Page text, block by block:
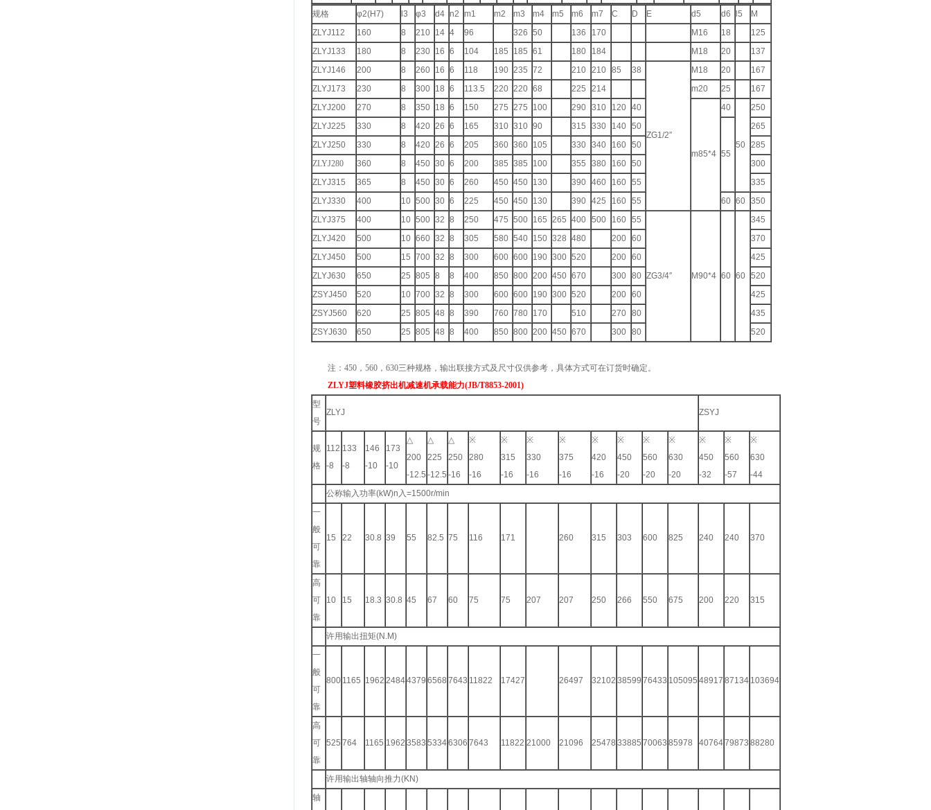
规格 φ2(H7) l3 φ3 d4 n2 m1 m2 m3 m4 m5 m6 m7 C D E d5 d6 l5
M
ZLYJ112
160 8 210 14 4 96 326 50 136 170 M16 18
125
ZLYJ133
180 8 230 16 6 104 185 185 61 180 184 M18 20
137
ZLYJ146
200 8 260 16 6 118 190 235 72 210 210 85 38
ZG1/2″
M18 20
167
ZLYJ173
230 8 300 18 6 113.5 220 220 68 225 214 m20 25
167
ZLYJ200
270 8 350 18 6 150 275 275 100 290 310 120 40
m85*4
40
50
250
ZLYJ225
330 8 420 26 6 165 310 310 90 315 330 140 50
55
265
ZLYJ250
330 8 420 26 6 205 360 360 105 330 340 160 50
285
ZLYJ280
360 8 450 30 6 200 385 385 100 355 380 160 50
300
ZLYJ315
365 8 450 30 6 260 450 450 130 390 460 160 55
335
ZLYJ330
400 10 500 30 6 225 450 450 130 390 425 160 55 60 60 350
ZLYJ375
400 10 500 32 8 250 475 500 165 265 400 500 160 55
ZG3/4″ M90*4 60 60
345
ZLYJ420
500 10 660 32 8 305 580 540 150 328 480 200 60
370
ZLYJ450
500 15 700 32 8 300 600 600 190 300 520 200 60
425
ZLYJ630
650 25 805 8 8 400 850 800 200 450 670 300 80
520
ZSYJ450
520 10 700 32 8 300 600 600 190 300 520 200 60
425
ZSYJ560
620 25 805 48 8 390 760 780 170 510 270 80
435
ZSYJ630
650 25 805 48 8 400 850 800 200 450 670 300 80 520
注：450，560，630三种规格，输出联接方式及尺寸仅供参考，具体方式可在订货时确定。
ZLYJ塑料橡胶挤出机减速机承载能力(JB/T8853-2001)
型
号
ZLYJ ZSYJ
规
格
112
-8
133
-8
146
-10
173
-10
△
200
-12.5
△
225
-12.5
△
250
-16
※
280
-16
※
315
-16
※
330
-16
※
375
-16
※
420
-16
※
450
-20
※
560
-20
※
630
-20
※
450
-32
※
560
-57
※
630
-44
公称输入功率(kW)n入=1500r/min
一
般
可
靠
15 22 30.8 39 55 82.5 75 116 171 260 315 303 600 825 240 240 370
高
可
靠
10 15 18.3 30.8 45 67 60 75 75 207 207 250 266 550 675 200 220 315
许用输出扭矩(N.M)
一
般
可
靠
800 1165 1962 24844379 6568 7643 11822 17427 26497 32102 38599 76433 105095 48917 87134 103694
高
可
靠
525 764 1165 1962 3583 53346306 7643 11822 21000 21096 25478 33885 70063 85978 4076479873 88280
许用输出轴轴向推力(KN)
轴